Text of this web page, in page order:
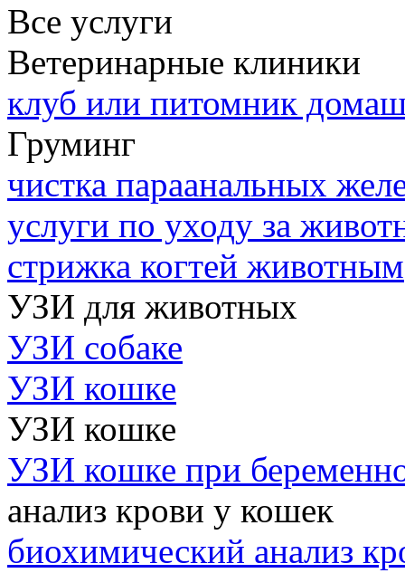
Все услуги
Ветеринарные клиники
клуб или питомник
Груминг
чистка параанальных
услуги по уходу за
стрижка когтей животным
УЗИ для животных
УЗИ собаке
УЗИ кошке
УЗИ кошке
УЗИ кошке при
анализ крови у кошек
биохимический анализ